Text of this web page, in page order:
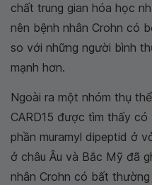
chất trung gian hóa học
nên bệnh nhân Crohn có
so với những người bình
mạnh hơn.
Ngoài ra một nhóm thụ
CARD15 được tìm thấy
phần muramyl dipeptid ở
ở châu Âu và Bắc Mỹ đã
nhân Crohn có bất